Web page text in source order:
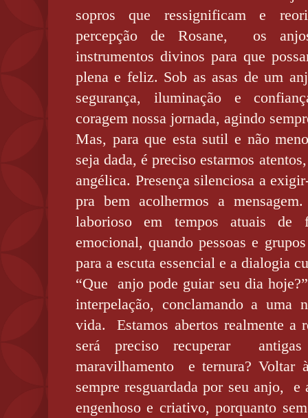
sopros que ressignificam e
percepção de Rosane,
os
instrumentos divinos para que
plena e feliz. Sob as asas de um
segurança, iluminação e
coragem nossa jornada, agindo
Mas, para que esta sutil e não
seja dada, é preciso estarmos
angélica. Presença silenciosa a
pra bem acolhermos a
laborioso em tempos atuais de
emocional, quando pessoas e
para a escuta essencial e a dialogia
“Que
anjo pode guiar seu dia
interpelação, conclamando a uma
vida.
Estamos abertos realmente a
será preciso recuperar
maravilhamento
e ternura? Voltar
sempre resguardada por seu anjo,
e
engenhoso e criativo, porquanto